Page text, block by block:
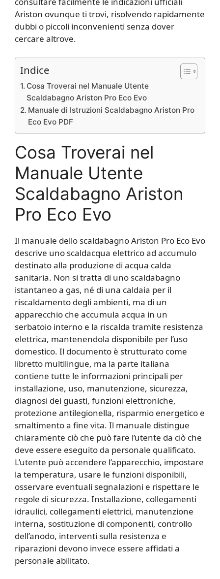
Ariston ovunque ti trovi, risolvendo rapidamente
dubbi o piccoli inconvenienti senza dover
cercare altrove.
Indice
Cosa Troverai nel Manuale Utente
Scaldabagno Ariston Pro Eco​ Evo
Manuale di Istruzioni Scaldabagno Ariston Pro
Eco​ Evo PDF
Cosa Troverai nel
Manuale Utente
Scaldabagno Ariston
Pro Eco​ Evo
Il manuale dello scaldabagno Ariston Pro Eco Evo
descrive uno scaldacqua elettrico ad accumulo
destinato alla produzione di acqua calda
sanitaria. Non si tratta di uno scaldabagno
istantaneo a gas, né di una caldaia per il
riscaldamento degli ambienti, ma di un
apparecchio che accumula acqua in un
serbatoio interno e la riscalda tramite resistenza
elettrica, mantenendola disponibile per l’uso
domestico. Il documento è strutturato come
libretto multilingue, ma la parte italiana
contiene tutte le informazioni principali per
installazione, uso, manutenzione, sicurezza,
diagnosi dei guasti, funzioni elettroniche,
protezione antilegionella, risparmio energetico e
smaltimento a fine vita. Il manuale distingue
chiaramente ciò che può fare l’utente da ciò che
deve essere eseguito da personale qualificato.
L’utente può accendere l’apparecchio, impostare
la temperatura, usare le funzioni disponibili,
osservare eventuali segnalazioni e rispettare le
regole di sicurezza. Installazione, collegamenti
idraulici, collegamenti elettrici, manutenzione
interna, sostituzione di componenti, controllo
dell’anodo, interventi sulla resistenza e
riparazioni devono invece essere affidati a
personale abilitato.